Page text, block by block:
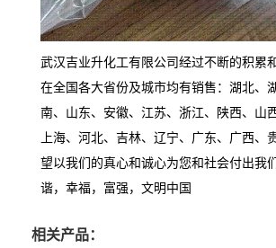
武汉吉业升化工有限公司经过不断的积累
在全国各大省份及城市均有销售：湖北、
南、山东、安徽、江苏、浙江、陕西、山
上海、河北、吉林、辽宁、广东、广西、
望以我们的真心和诚心为您和社会付出我
谐，幸福，富强，文明中国
相关产品：